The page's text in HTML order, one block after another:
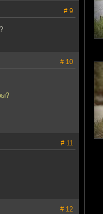
# 9
# 10
# 11
# 12